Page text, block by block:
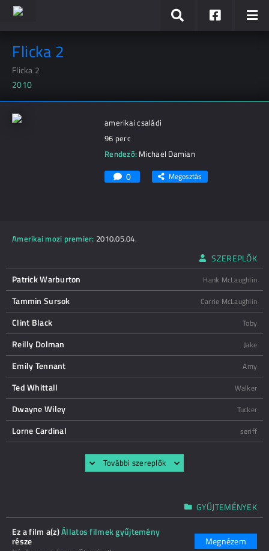
Flicka 2
Flicka 2
2010
amerikai családi
96 perc
Rendező: Michael Damian
0 Megosztás
Amerikai mozi premier: 2010.05.04.
SZEREPLŐK
Patrick Warburton
Hank McLaughlin
Tammin Sursok Carrie McLaughlin
Clint Black Toby
Reilly Dolman Jake
Emily Tennant Amy
Ted Whittall Walker
Dwayne Wiley Tucker
Lorne Cardinal seriff
További szereplők
GYŰJTEMÉNYEK
Ez a film a(z)Állatos filmek gyűjtemény
része Megnézem